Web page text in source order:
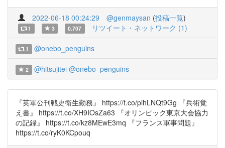
2022-06-18 00:24:29 @genmaysan (投稿一覧)
1 3 0.707 リツイート・ネットワーク (1)
1 @onebo_penguins
2 @hitsujitei @onebo_penguins
『英軍公刊戦史衛生勤務』 https://t.co/pihLNQt9Gg 『兵術覚
え書』 https://t.co/XH9IOsZa63 『オリンピック東京大会協力
の記録』 https://t.co/kz8MEwE3mq 『フランス軍事問題』
https://t.co/ryK0KCpouq